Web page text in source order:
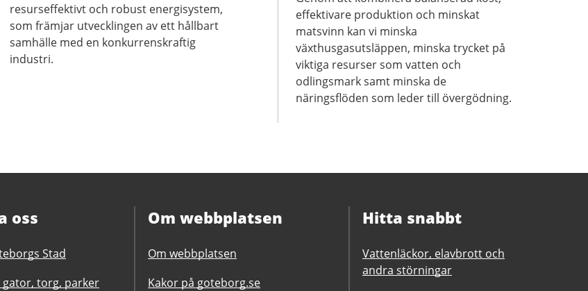
resurseffektivt och robust energisystem,
som främjar utvecklingen av ett hållbart
samhälle med en konkurrenskraftig
industri.
effektivare produktion och minskat
matsvinn kan vi minska
växthusgasutsläppen, minska trycket på
viktiga resurser som vatten och
odlingsmark samt minska de
näringsflöden som leder till övergödning.
oss
Stad
gator, torg, parker
Om webbplatsen
Om webbplatsen
Kakor på goteborg.se
Hitta snabbt
Vattenläckor, elavbrott och
andra störningar